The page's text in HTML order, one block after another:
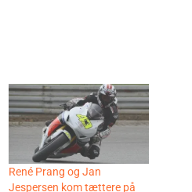
René Prang og Jan
Jespersen kom tættere på